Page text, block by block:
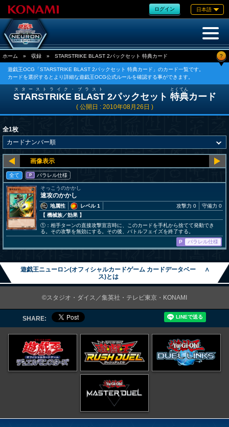
ログイン 日本語
ホーム » 収録 » STARSTRIKE BLAST 2パックセット 特典カード ?
遊戯王OCG「STARSTRIKE BLAST 2パックセット 特典カード」のカード一覧です。
カードを選択するとより詳細な遊戯王OCG公式ルールを確認する事ができます。
STARSTRIKE BLAST
スターストライク・ブラスト
2パックセット 特典
とくてん
カード
( 公開日 : 2010年08月26日 )
全1枚
全て P パラレル仕様
そっこうのかかし
速攻のかかし
地属性
レベル 1
【 機械族／効果 】
攻撃力 0 守備力 0
①：相手ターンの直接攻撃宣言時に、このカードを手札から捨てて発動でき
る。その攻撃を無効にする。その後、バトルフェイズを終了する。
P
パラレル仕様
遊戯王ニューロン(オフィシャルカードゲーム カードデータベー
ス)とは
∧
©スタジオ・ダイス／集英社・テレビ東京・KONAMI
SHARE: